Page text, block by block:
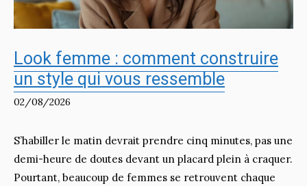
Look femme : comment construire
un style qui vous ressemble
02/08/2026
S’habiller le matin devrait prendre cinq minutes, pas une
demi-heure de doutes devant un placard plein à craquer.
Pourtant, beaucoup de femmes se retrouvent chaque